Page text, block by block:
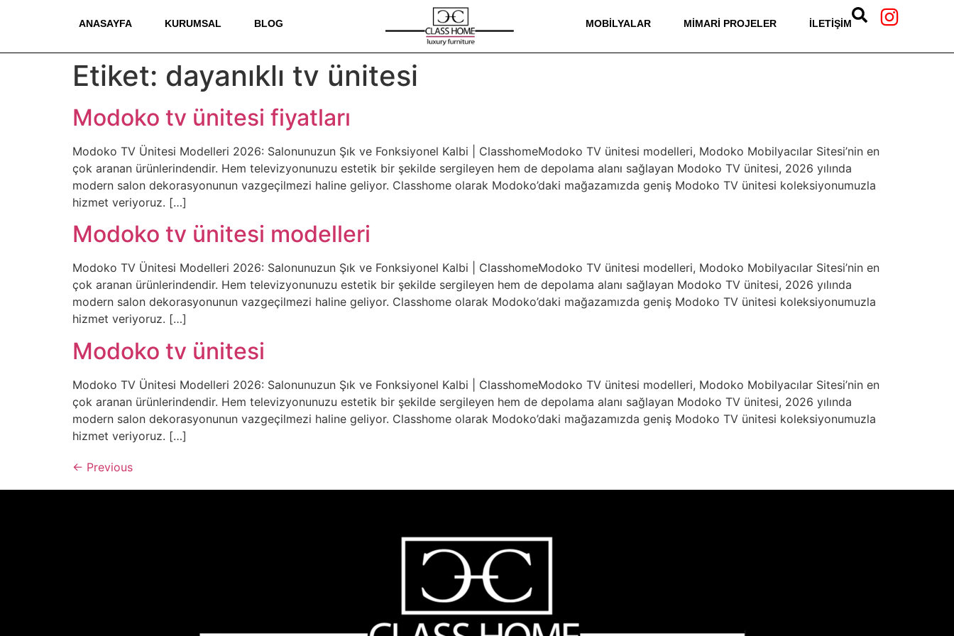
ANASAYFA KURUMSAL BLOG MOBILYALAR MIMARI PROJELER İLETIŞIM
Etiket: dayanıklı tv ünitesi
Modoko tv ünitesi fiyatları
Modoko TV Ünitesi Modelleri 2026: Salonunuzun Şık ve Fonksiyonel Kalbi | ClasshomeModoko TV ünitesi modelleri, Modoko Mobilyacılar Sitesi’nin en
çok aranan ürünlerindendir. Hem televizyonunuzu estetik bir şekilde sergileyen hem de depolama alanı sağlayan Modoko TV ünitesi, 2026 yılında
modern salon dekorasyonunun vazgeçilmezi haline geliyor. Classhome olarak Modoko’daki mağazamızda geniş Modoko TV ünitesi koleksiyonumuzla
hizmet veriyoruz. […]
Modoko tv ünitesi modelleri
Modoko TV Ünitesi Modelleri 2026: Salonunuzun Şık ve Fonksiyonel Kalbi | ClasshomeModoko TV ünitesi modelleri, Modoko Mobilyacılar Sitesi’nin en
çok aranan ürünlerindendir. Hem televizyonunuzu estetik bir şekilde sergileyen hem de depolama alanı sağlayan Modoko TV ünitesi, 2026 yılında
modern salon dekorasyonunun vazgeçilmezi haline geliyor. Classhome olarak Modoko’daki mağazamızda geniş Modoko TV ünitesi koleksiyonumuzla
hizmet veriyoruz. […]
Modoko tv ünitesi
Modoko TV Ünitesi Modelleri 2026: Salonunuzun Şık ve Fonksiyonel Kalbi | ClasshomeModoko TV ünitesi modelleri, Modoko Mobilyacılar Sitesi’nin en
çok aranan ürünlerindendir. Hem televizyonunuzu estetik bir şekilde sergileyen hem de depolama alanı sağlayan Modoko TV ünitesi, 2026 yılında
modern salon dekorasyonunun vazgeçilmezi haline geliyor. Classhome olarak Modoko’daki mağazamızda geniş Modoko TV ünitesi koleksiyonumuzla
hizmet veriyoruz. […]
← Previous